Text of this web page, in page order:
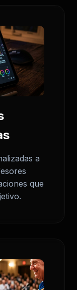
a
que